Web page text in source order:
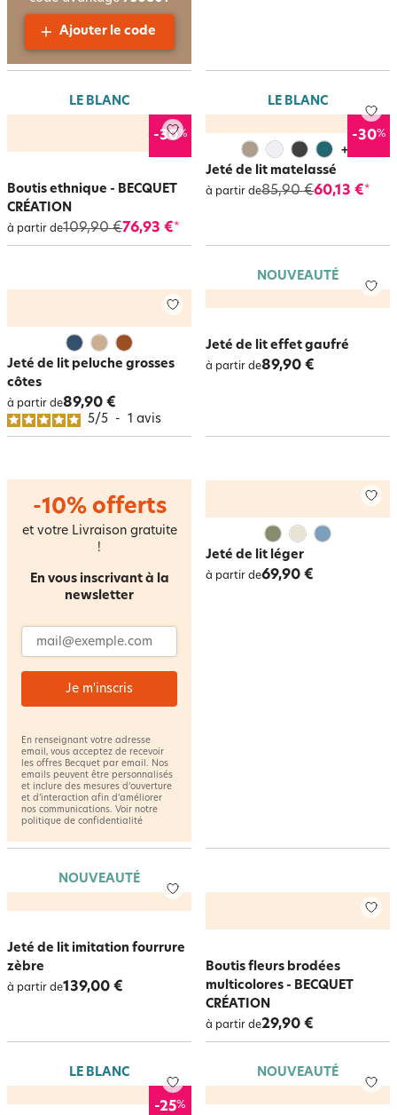
LE BLANC
-30%
Boutis ethnique - BECQUET
CRÉATION
à partir de109,90 €76,93 €*
LE BLANC
-30%
+
Jeté de lit matelassé
à partir de85,90 €60,13 €*
Jeté de lit peluche grosses
côtes
à partir de89,90 €
5/5 - 1 avis
NOUVEAUTÉ
Jeté de lit effet gaufré
à partir de89,90 €
Jeté de lit léger
à partir de69,90 €
NOUVEAUTÉ
Jeté de lit imitation fourrure
zèbre
à partir de139,00 €
Boutis fleurs brodées
multicolores - BECQUET
CRÉATION
à partir de29,90 €
LE BLANC
-25%
NOUVEAUTÉ
Ajouter le code
-10% offerts
et votre Livraison gratuite
!
En vous inscrivant à la
newsletter
Adresse email
Je m'inscris
En renseignant votre adresse
email, vous acceptez de recevoir
les offres Becquet par email. Nos
emails peuvent être personnalisés
et inclure des mesures d’ouverture
et d’interaction afin d’améliorer
nos communications. Voir notre
politique de confidentialité